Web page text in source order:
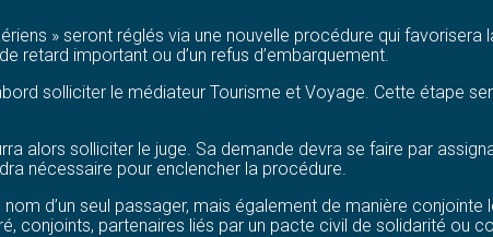
» seront réglés via une nouvelle procédure qui
retard important ou d’un refus d’embarquement.
solliciter le médiateur Tourisme et Voyage. Cette étape
alors solliciter le juge. Sa demande devra se faire par
nécessaire pour enclencher la procédure.
d’un seul passager, mais également de manière
conjoints, partenaires liés par un pacte civil de solidarité ou